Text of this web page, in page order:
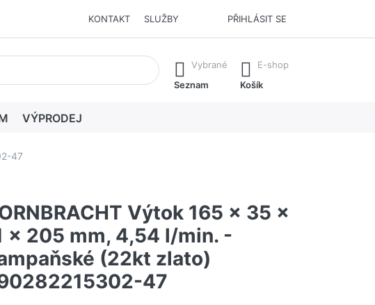
KONTAKT SLUŽBY PŘIHLÁSIT SE
zadávání. Stisknutím klávesy Enter vyvoláte všechny výsledky.
Vybrané
Seznam
E-shop
Košík
VÝPRODEJ
47
Výtok 165 x 35 x
x 205 mm, 4,54 l/min. -
(22kt zlato)
47